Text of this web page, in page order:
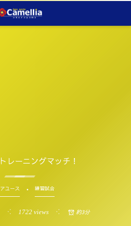
レーニングマッチ！
ユース 練習試合
1722 views 約3分